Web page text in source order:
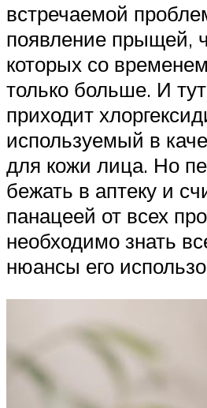
встречаемой
появление прыщей,
которых со
только больше. И
приходит
используемый в
для кожи лица. Но
бежать в аптеку и
панацеей от всех
необходимо знать
нюансы его